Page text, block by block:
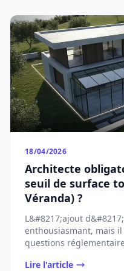
18/04/2026
Architecte
seuil de surface
Véranda) ?
L&#8217;ajout
enthousiasmant, mais
questions
Lire l'article